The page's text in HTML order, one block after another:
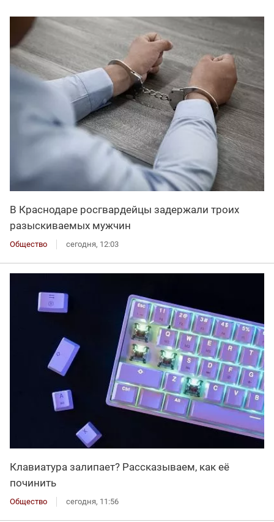
В Краснодаре росгвардейцы задержали троих
разыскиваемых мужчин
Общество сегодня, 12:03
Клавиатура залипает? Рассказываем, как её
починить
Общество сегодня, 11:56